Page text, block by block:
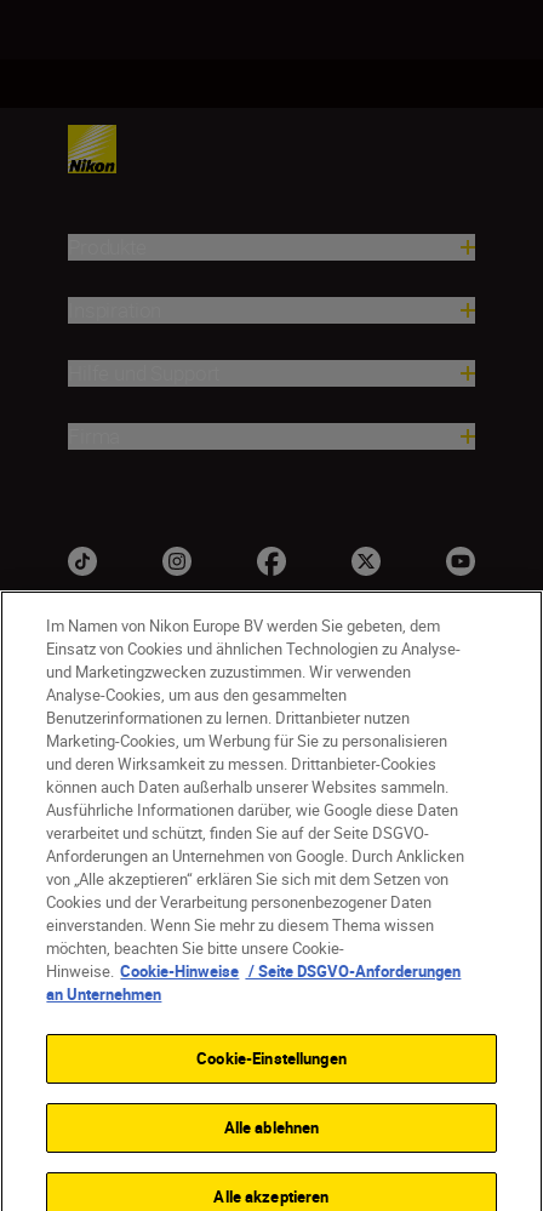
DE Nikon Sites
Kontakt
Datenschutzhinweis
Nutzungsbedingungen
Geschäftsbedingungen des Nikon Stores
Cookie-Hinweise
Barrierefreiheit
Cookie-Einstellungen
© 2026 Nikon
SKIP
Im Namen von Nikon Europe BV werden Sie gebeten, dem
Einsatz von Cookies und ähnlichen Technologien zu Analyse-
und Marketingzwecken zuzustimmen. Wir verwenden
Analyse-Cookies, um aus den gesammelten
Benutzerinformationen zu lernen. Drittanbieter nutzen
Marketing-Cookies, um Werbung für Sie zu personalisieren
und deren Wirksamkeit zu messen. Drittanbieter-Cookies
können auch Daten außerhalb unserer Websites sammeln.
Ausführliche Informationen darüber, wie Google diese Daten
verarbeitet und schützt, finden Sie auf der Seite DSGVO-
Anforderungen an Unternehmen von Google. Durch Anklicken
von „Alle akzeptieren“ erklären Sie sich mit dem Setzen von
Cookies und der Verarbeitung personenbezogener Daten
einverstanden. Wenn Sie mehr zu diesem Thema wissen
möchten, beachten Sie bitte unsere Cookie-
Hinweise. Cookie-Hinweise / Seite DSGVO-Anforderungen
an Unternehmen
Cookie-Einstellungen
Alle ablehnen
Alle akzeptieren